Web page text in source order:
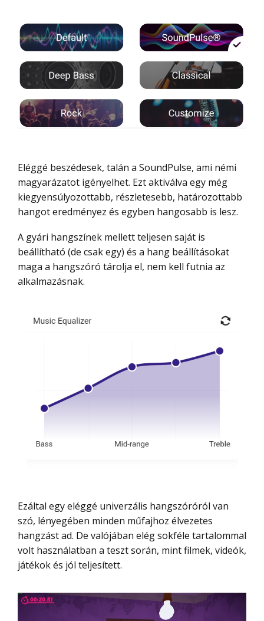
Eléggé beszédesek, talán a SoundPulse, ami némi
magyarázatot igényelhet. Ezt aktiválva egy még
kiegyensúlyozottabb, részletesebb, határozottabb
hangot eredményez és egyben hangosabb is lesz.
A gyári hangszínek mellett teljesen saját is
beállítható (de csak egy) és a hang beállításokat
maga a hangszóró tárolja el, nem kell futnia az
alkalmazásnak.
Ezáltal egy eléggé univerzális hangszóróról van
szó, lényegében minden műfajhoz élvezetes
hangzást ad. De valójában elég sokféle tartalommal
volt használatban a teszt során, mint filmek, videók,
játékok és jól teljesített.